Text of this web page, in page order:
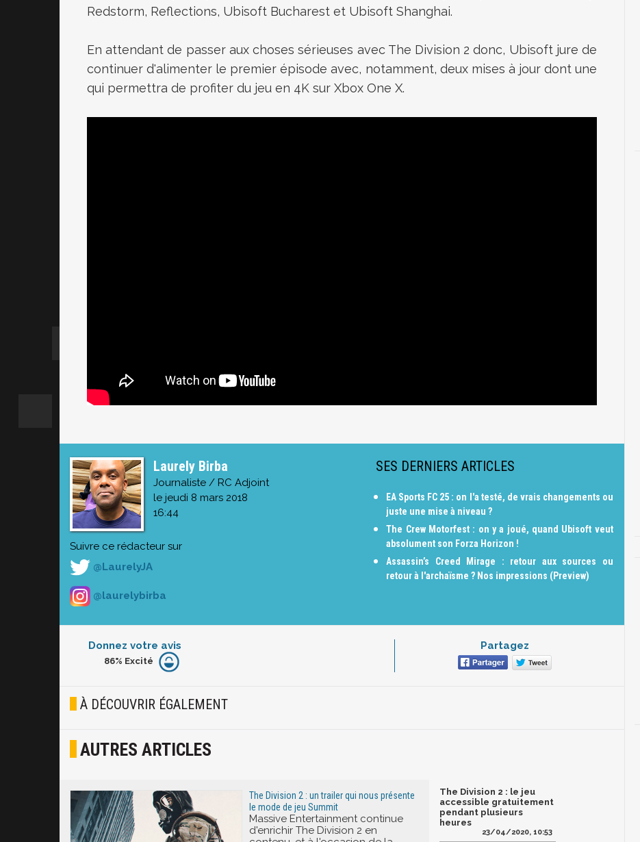
Redstorm, Reflections, Ubisoft Bucharest et Ubisoft Shanghai.
En attendant de passer aux choses sérieuses avec The Division 2 donc, Ubisoft jure de
continuer d'alimenter le premier épisode avec, notamment, deux mises à jour dont une
qui permettra de profiter du jeu en 4K sur Xbox One X.
Laurely Birba
Journaliste / RC Adjoint
le jeudi 8 mars 2018
16:44
Suivre ce rédacteur sur
@LaurelyJA
@laurelybirba
SES DERNIERS ARTICLES
EA Sports FC 25 : on l'a testé, de vrais changements ou
juste une mise à niveau ?
The Crew Motorfest : on y a joué, quand Ubisoft veut
absolument son Forza Horizon !
Assassin’s Creed Mirage : retour aux sources ou
retour à l'archaïsme ? Nos impressions (Preview)
Donnez votre avis
Furieux
Joyeux
86% Excité
Partagez
À DÉCOUVRIR ÉGALEMENT
AUTRES ARTICLES
The Division 2 : un trailer qui nous présente
le mode de jeu Summit
Massive Entertainment continue
d'enrichir The Division 2 en
The Division 2 : le jeu
accessible gratuitement
pendant plusieurs
heures
23/04/2020, 10:53